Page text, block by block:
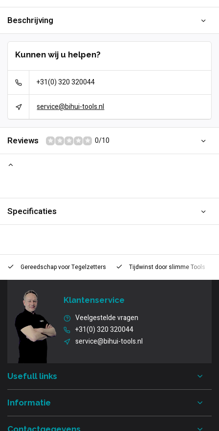
Beschrijving
Kunnen wij u helpen?
+31(0) 320 320044
service@bihui-tools.nl
Reviews 0/10
Specificaties
Gereedschap voorTegelzetters Tijdwinst door slimme Tools
Klantenservice
Veelgestelde vragen
+31(0) 320 320044
service@bihui-tools.nl
Usefull links
Informatie
Contactgegevens